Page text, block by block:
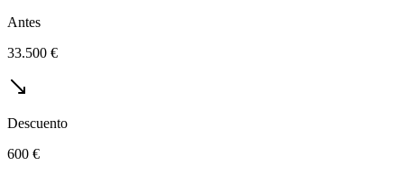
Antes
33.500 €
Descuento
600 €